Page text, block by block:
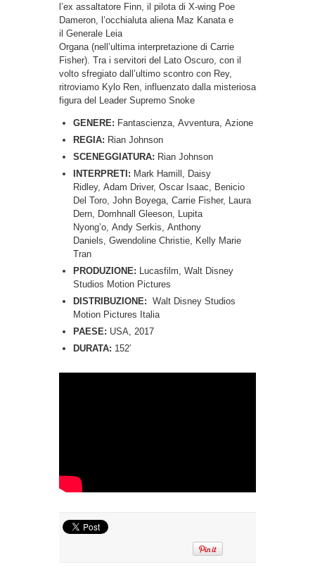
l’ex assaltatore Finn, il pilota di X-wing Poe
Dameron, l’occhialuta aliena Maz Kanata e
il Generale Leia
Organa (nell’ultima interpretazione di Carrie
Fisher). Tra i servitori del Lato Oscuro, con il
volto sfregiato dall’ultimo scontro con Rey,
ritroviamo Kylo Ren, influenzato dalla misteriosa
figura del Leader Supremo Snoke
GENERE: Fantascienza, Avventura, Azione
REGIA: Rian Johnson
SCENEGGIATURA: Rian Johnson
INTERPRETI: Mark Hamill, Daisy
Ridley, Adam Driver, Oscar Isaac, Benicio
Del Toro, John Boyega, Carrie Fisher, Laura
Dern, Domhnall Gleeson, Lupita
Nyong’o, Andy Serkis, Anthony
Daniels, Gwendoline Christie, Kelly Marie
Tran
PRODUZIONE:
Lucasfilm, Walt Disney
Studios Motion Pictures
DISTRIBUZIONE: Walt Disney Studios
Motion Pictures Italia
PAESE: USA, 2017
DURATA: 152′